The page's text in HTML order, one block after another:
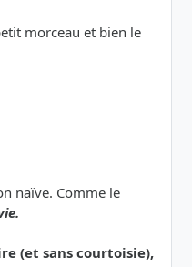
morceau et bien le
naïve. Comme le
(et sans courtoisie),